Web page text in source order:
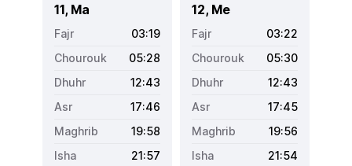
11, Ma
03:19
05:28
12:43
17:46
19:58
21:57
12, Me
03:22
05:30
12:43
17:45
19:56
21:54